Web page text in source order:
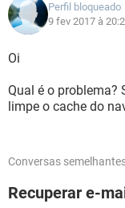
Perfil bloqueado
9 fev 2017 à
Oi
Qual é o problema?
limpe o cache do
Conversas
Recuperar e-